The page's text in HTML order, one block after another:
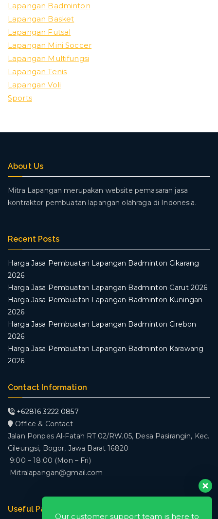
Lapangan Badminton
Lapangan Basket
Lapangan Futsal
Lapangan Mini Soccer
Lapangan Multifungsi
Lapangan Tenis
Lapangan Voli
Sports
About Us
Mitra Lapangan merupakan website pemasaran jasa
kontraktor pembuatan lapangan olahraga di Indonesia.
Recent Posts
Harga Jasa Pembuatan Lapangan Badminton Cikarang
2026
Harga Jasa Pembuatan Lapangan Badminton Garut 2026
Harga Jasa Pembuatan Lapangan Badminton Kuningan
2026
Harga Jasa Pembuatan Lapangan Badminton Cirebon
2026
Harga Jasa Pembuatan Lapangan Badminton Karawang
2026
Contact Information
+62816 3222 0857
Office & Contact
Jalan Ponpes Al-Fatah RT.02/RW.05, Desa Pasirangin, Kec.
Cileungsi, Bogor, Jawa Barat 16820
9:00 – 18:00 (Mon – Fri)
Mitralapangan@gmail.com
Useful Pages
Our customer support team is here to